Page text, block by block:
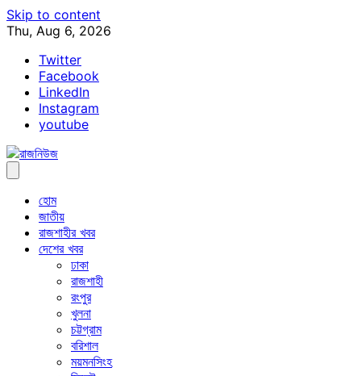
Skip to content
Thu, Aug 6, 2026
Twitter
Facebook
LinkedIn
Instagram
youtube
হোম
জাতীয়
রাজশাহীর খবর
দেশের খবর
ঢাকা
রাজশাহী
রংপুর
খুলনা
চট্টগ্রাম
বরিশাল
ময়মনসিংহ